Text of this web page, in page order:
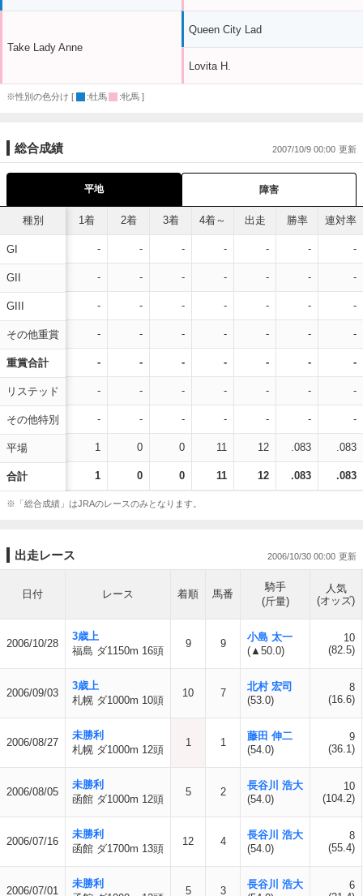
Take Lady Anne
Queen City Lad
Lovita H.
※性別の色分け [ :牡馬 :牝馬 ]
総合成績 2007/10/9 00:00
平地 障害
種別
GI
GII
GIII
その他重賞
重賞合計
リステッド
その他特別
平場
合計
1着 2着 3着 4着～ 出走 勝率 連対率
- - - - - - -
- - - - - - -
- - - - - - -
- - - - - - -
- - - - - - -
- - - - - - -
- - - - - - -
1 0 0 11 12 .083 .083
1 0 0 11 12 .083 .083
※「総合成績」はJRAのレースのみとなります。
出走レース 2006/10/30 00:00
日付 レース 着順 馬番
騎手
(斤量)
人気
(オッズ)
2006/10/28
3歳上
福島 ダ1150m 16頭
9 9
小島 太一
(▲50.0)
10
(82.5)
2006/09/03
3歳上
札幌 ダ1000m 10頭
10 7
北村 宏司
(53.0)
8
(16.6)
2006/08/27
未勝利
札幌 ダ1000m 12頭
1 1
藤田 伸二
(54.0)
9
(36.1)
2006/08/05
未勝利
函館 ダ1000m 12頭
5 2
長谷川 浩大
(54.0)
10
(104.2)
2006/07/16
未勝利
函館 ダ1700m 13頭
12 4
長谷川 浩大
(54.0)
8
(55.4)
2006/07/01
未勝利
5 3
長谷川 浩大
6